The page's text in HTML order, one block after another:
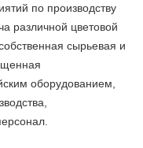
по производству
различной цветовой
сырьевая и
оборудованием,